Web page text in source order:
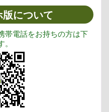
について
帯電話をお持ちの方は下